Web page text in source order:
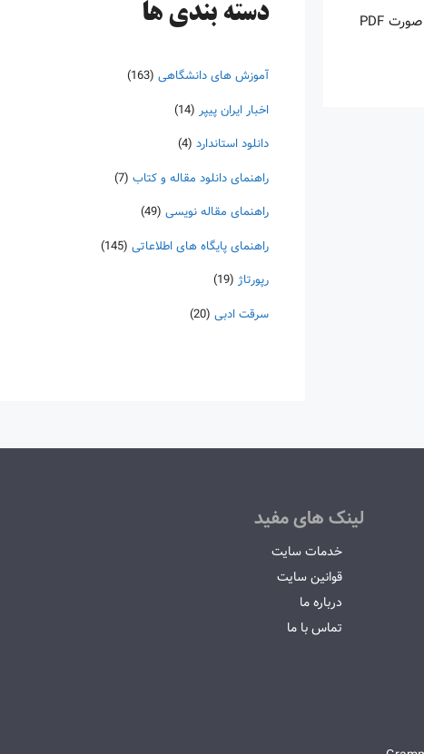
اینروزها خرید PDF کتاب‎های خارجی بسیار رواج یافته است. با آنکه نسخه‌های ترجمه شده بسیار زیادی از کتاب‌ها چه به صورت چاپی و چه به صورت PDF
دسته‌ بندی ها
آموزش های دانشگاهی (163)
اخبار ایران پیپر (14)
دانلود استاندارد (4)
راهنمای دانلود مقاله و کتاب (7)
راهنمای مقاله نویسی (49)
راهنمای پایگاه های اطلاعاتی (145)
رپورتاژ (19)
سرقت ادبی (20)
لینک های مفید
خدمات سایت
قوانین سایت
درباره ما
تماس با ما